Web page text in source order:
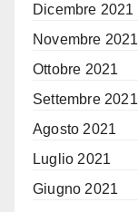
Dicembre 2021
Novembre 2021
Ottobre 2021
Settembre 2021
Agosto 2021
Luglio 2021
Giugno 2021